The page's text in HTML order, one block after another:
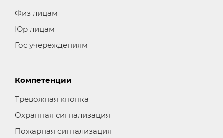
Физ лицам
Юр лицам
Гос учереждениям
Компетенции
Тревожная кнопка
Охранная сигнализация
Пожарная сигнализация